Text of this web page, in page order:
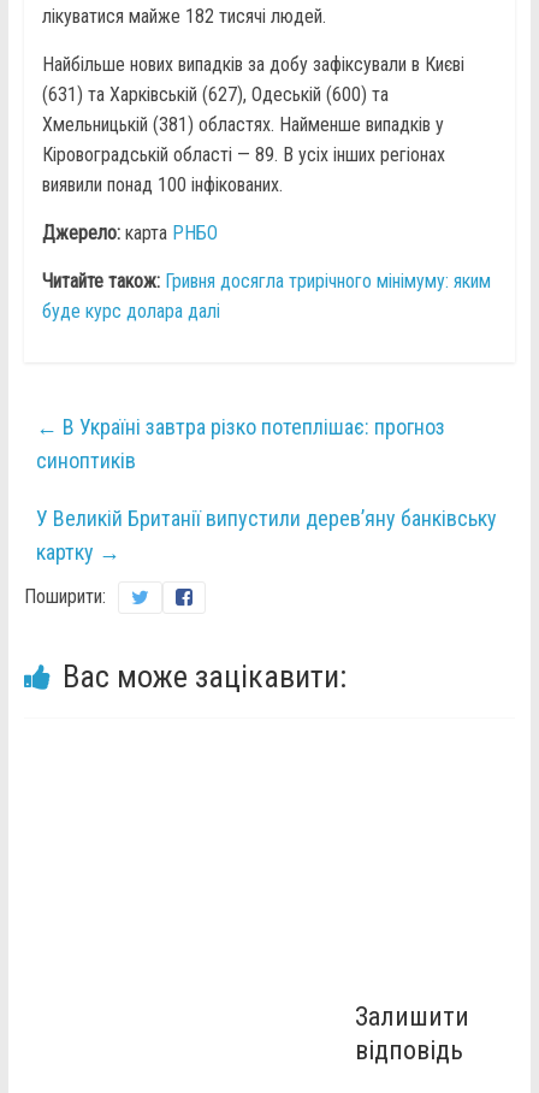
лікуватися майже 182 тисячі людей.
Найбільше нових випадків за добу зафіксували в Києві
(631) та Харківській (627), Одеській (600) та
Хмельницькій (381) областях. Найменше випадків у
Кіровоградській області — 89. В усіх інших регіонах
виявили понад 100 інфікованих.
Джерело: карта РНБО
Читайте також: Гривня досягла трирічного мінімуму: яким
буде курс долара далі
← В Україні завтра різко потеплішає: прогноз
синоптиків
У Великій Британії випустили дерев’яну банківську
картку →
Поширити:
Вас може зацікавити:
Залишити
відповідь